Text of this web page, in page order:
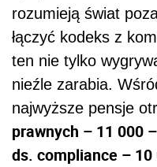
rozumieją świat
łączyć kodeks z
ten nie tylko
nieźle zarabia.
najwyższe pensje
prawnych – 11 000
ds. compliance –